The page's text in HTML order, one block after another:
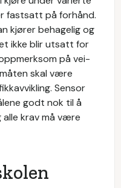
fastsatt på forhånd.
kjører behagelig og
ikke blir utsatt for
på vei-
skal være
Sensor
godt nok til å
alle krav må være